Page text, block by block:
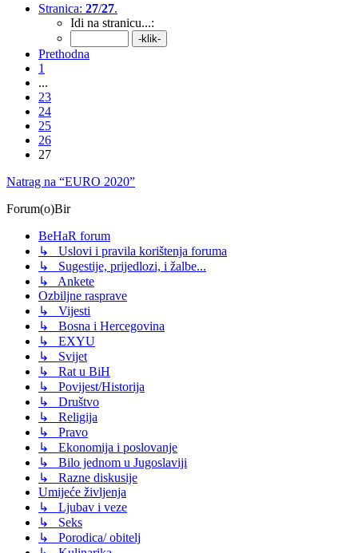
Stranica: 27/27.
Idi na stranicu...:
Prethodna
1
...
23
24
25
26
27
Natrag na “EURO 2020”
Forum(o)Bir
BeHaR forum
↳ Uslovi i pravila korištenja foruma
↳ Sugestije, prijedlozi, i žalbe...
↳ Ankete
Ozbiljne rasprave
↳ Vijesti
↳ Bosna i Hercegovina
↳ EXYU
↳ Svijet
↳ Rat u BiH
↳ Povijest/Historija
↳ Društvo
↳ Religija
↳ Pravo
↳ Ekonomija i poslovanje
↳ Bilo jednom u Jugoslaviji
↳ Razne diskusije
Umijeće življenja
↳ Ljubav i veze
↳ Seks
↳ Porodica/ obitelj